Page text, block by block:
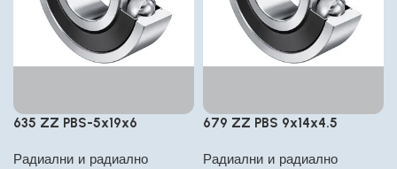
635 ZZ PBS-5x19x6
Радиални и радиално
679 ZZ PBS 9x14x4.5
Радиални и радиално